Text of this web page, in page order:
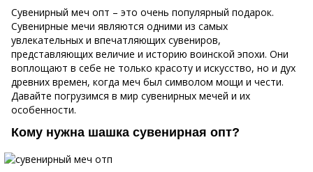
Сувенирный меч опт – это очень популярный подарок.
Сувенирные мечи являются одними из самых
увлекательных и впечатляющих сувениров,
представляющих величие и историю воинской эпохи. Они
воплощают в себе не только красоту и искусство, но и дух
древних времен, когда меч был символом мощи и чести.
Давайте погрузимся в мир сувенирных мечей и их
особенности.
Кому нужна шашка сувенирная опт?